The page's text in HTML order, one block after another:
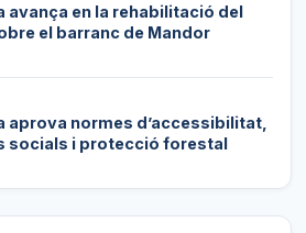
avança en la rehabilitació del
el barranc de Mandor
aprova normes d’accessibilitat,
socials i protecció forestal